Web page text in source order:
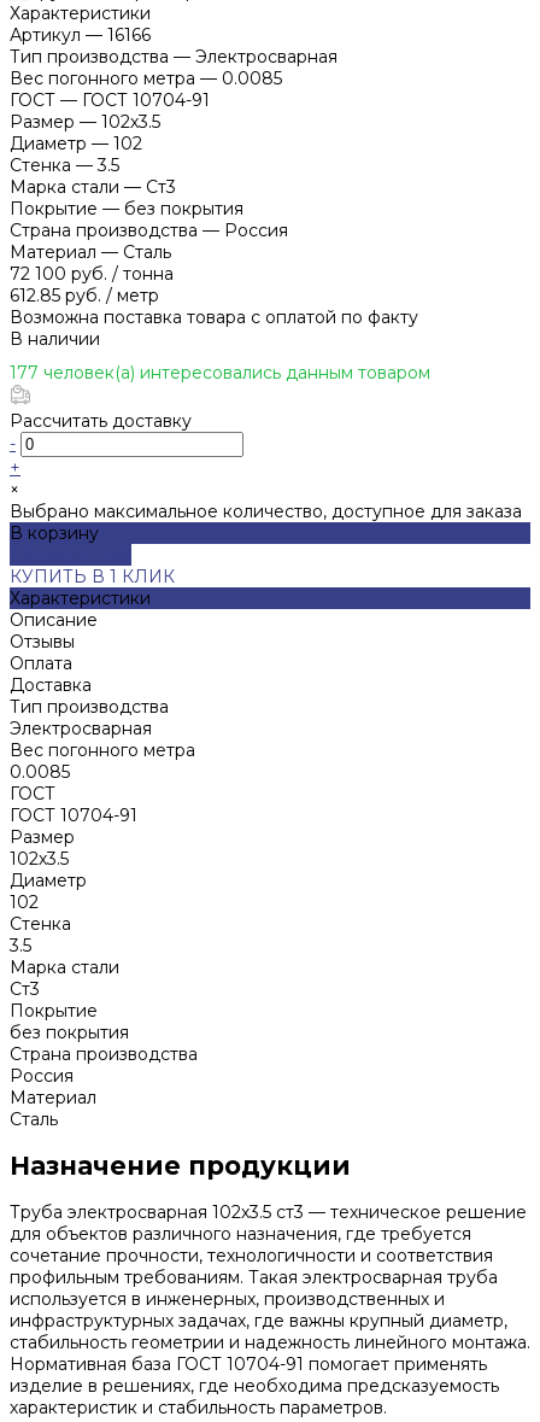
Характеристики
Артикул — 16166
Тип производства — Электросварная
Вес погонного метра — 0.0085
ГОСТ — ГОСТ 10704-91
Размер — 102х3.5
Диаметр — 102
Стенка — 3.5
Марка стали — Ст3
Покрытие — без покрытия
Страна производства — Россия
Материал — Сталь
72 100 руб. / тонна
612.85 руб. / метр
Возможна поставка товара с оплатой по факту
В наличии
177 человек(а) интересовались данным товаром
Рассчитать доставку
-
+
×
Выбрано максимальное количество, доступное для заказа
В корзину
КУПИТЬ В 1 КЛИК
Характеристики
Описание
Отзывы
Оплата
Доставка
Тип производства
Электросварная
Вес погонного метра
0.0085
ГОСТ
ГОСТ 10704-91
Размер
102х3.5
Диаметр
102
Стенка
3.5
Марка стали
Ст3
Покрытие
без покрытия
Страна производства
Россия
Материал
Сталь
Назначение продукции
Труба электросварная 102х3.5 ст3 — техническое решение
для объектов различного назначения, где требуется
сочетание прочности, технологичности и соответствия
профильным требованиям. Такая электросварная труба
используется в инженерных, производственных и
инфраструктурных задачах, где важны крупный диаметр,
стабильность геометрии и надежность линейного монтажа.
Нормативная база ГОСТ 10704-91 помогает применять
изделие в решениях, где необходима предсказуемость
характеристик и стабильность параметров.